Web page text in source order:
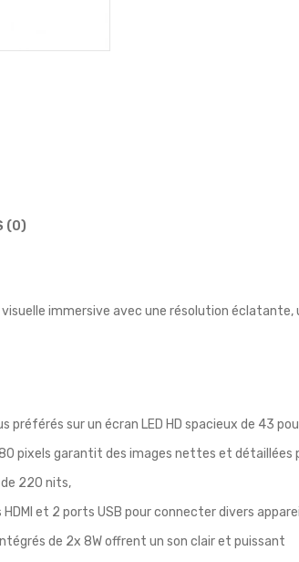
(0)
visuelle immersive avec une résolution
préférés sur un écran LED HD spacieux de 43
pixels garantit des images nettes et détaillées
220 nits,
et 2 ports USB pour connecter divers
de 2x 8W offrent un son clair et puissant